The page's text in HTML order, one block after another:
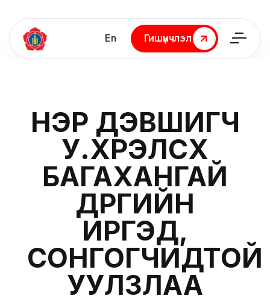
En
Гишүүнчлэл
Гишүүнчлэл
НЭР ДЭВШИГЧ
У.ХҮРЭЛСҮХ
БАГАХАНГАЙ
ДҮҮРГИЙН
ИРГЭД,
СОНГОГЧИДТОЙ
УУЛЗЛАА